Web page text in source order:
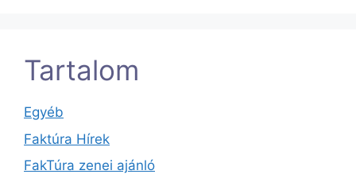
Tartalom
Egyéb
Faktúra Hírek
FakTúra zenei ajánló